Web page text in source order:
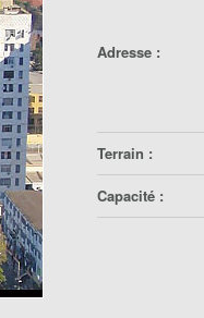
Adresse :
Terrain :
Capacité :